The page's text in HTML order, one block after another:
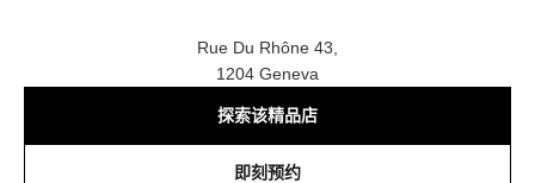
Rue Du Rhône 43,
1204 Geneva
探索该精品店
即刻预约